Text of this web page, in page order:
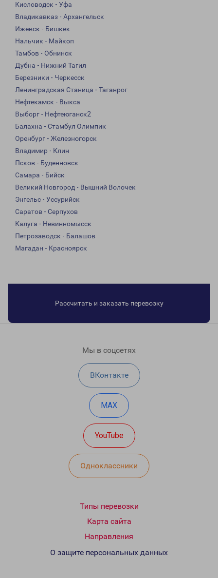
Кисловодск - Уфа
Владикавказ - Архангельск
Ижевск - Бишкек
Нальчик - Майкоп
Тамбов - Обнинск
Дубна - Нижний Тагил
Березники - Черкесск
Ленинградская Станица - Таганрог
Нефтекамск - Выкса
Выборг - Нефтеюганск2
Балахна - Стамбул Олимпик
Оренбург - Железногорск
Владимир - Клин
Псков - Буденновск
Самара - Бийск
Великий Новгород - Вышний Волочек
Энгельс - Уссурийск
Саратов - Серпухов
Калуга - Невинномысск
Петрозаводск - Балашов
Магадан - Красноярск
Рассчитать и заказать перевозку
Мы в соцсетях
ВКонтакте
MAX
YouTube
Одноклассники
Типы перевозки
Карта сайта
Направления
О защите персональных данных